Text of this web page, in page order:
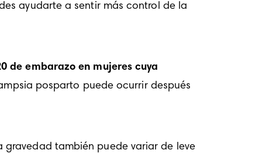
ayudarte a sentir más control de la
de embarazo en mujeres cuya
posparto puede ocurrir después
también puede variar de leve